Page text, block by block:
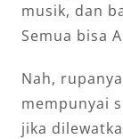
musik, dan
Semua bisa
Nah,
mempunyai
jika